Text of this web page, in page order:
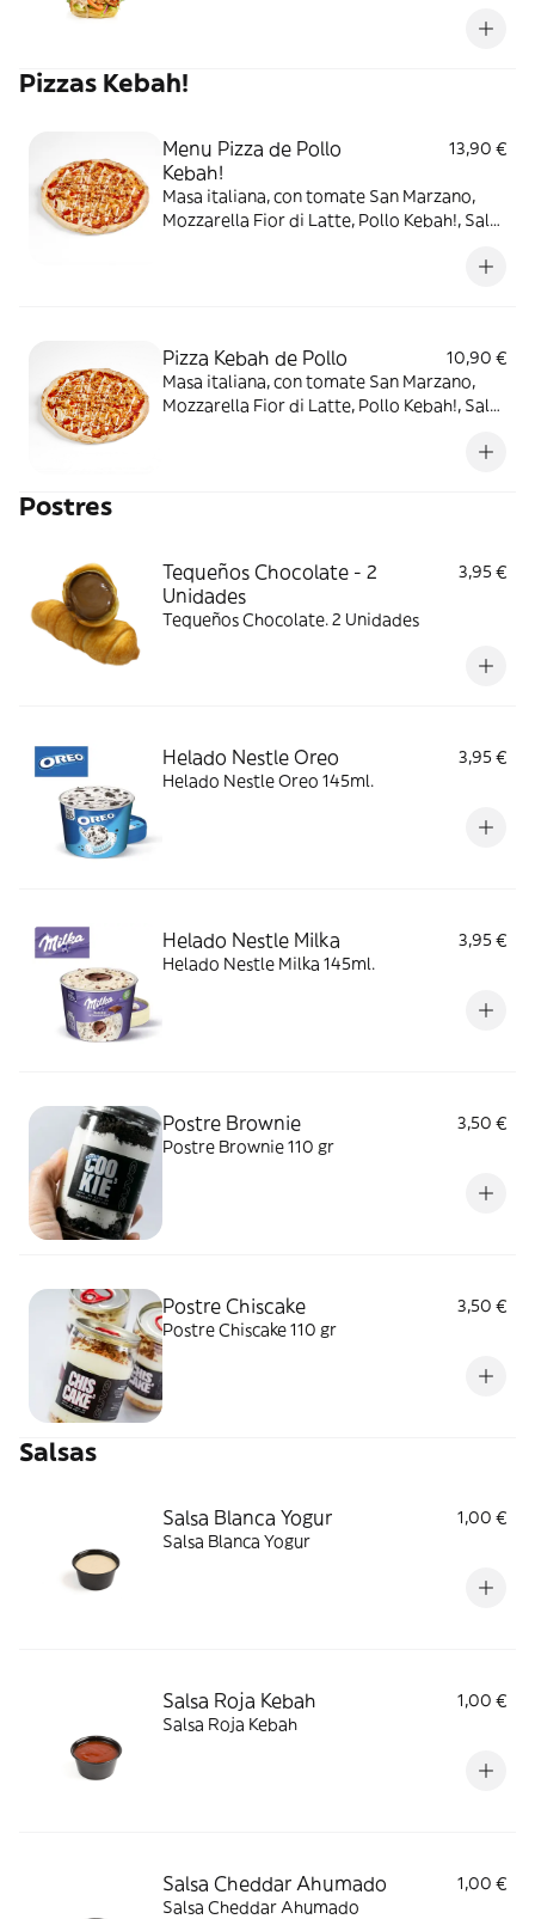
Pizzas Kebah!
Menu Pizza de Pollo
Kebah!
13,90 €
Masa italiana, con tomate San Marzano,
Mozzarella Fior di Latte, Pollo Kebah!, Salsa
Pizza Kebah de Pollo
10,90 €
Masa italiana, con tomate San Marzano,
Mozzarella Fior di Latte, Pollo Kebah!, Salsa
Postres
Tequeños Chocolate - 2
Unidades
3,95 €
Tequeños Chocolate. 2 Unidades
Helado Nestle Oreo
3,95 €
Helado Nestle Oreo 145ml.
Helado Nestle Milka
3,95 €
Helado Nestle Milka 145ml.
Postre Brownie
3,50 €
Postre Brownie 110 gr
Postre Chiscake
3,50 €
Postre Chiscake 110 gr
Salsas
Salsa Blanca Yogur
1,00 €
Salsa Blanca Yogur
Salsa Roja Kebah
1,00 €
Salsa Roja Kebah
Salsa Cheddar Ahumado
1,00 €
Salsa Cheddar Ahumado